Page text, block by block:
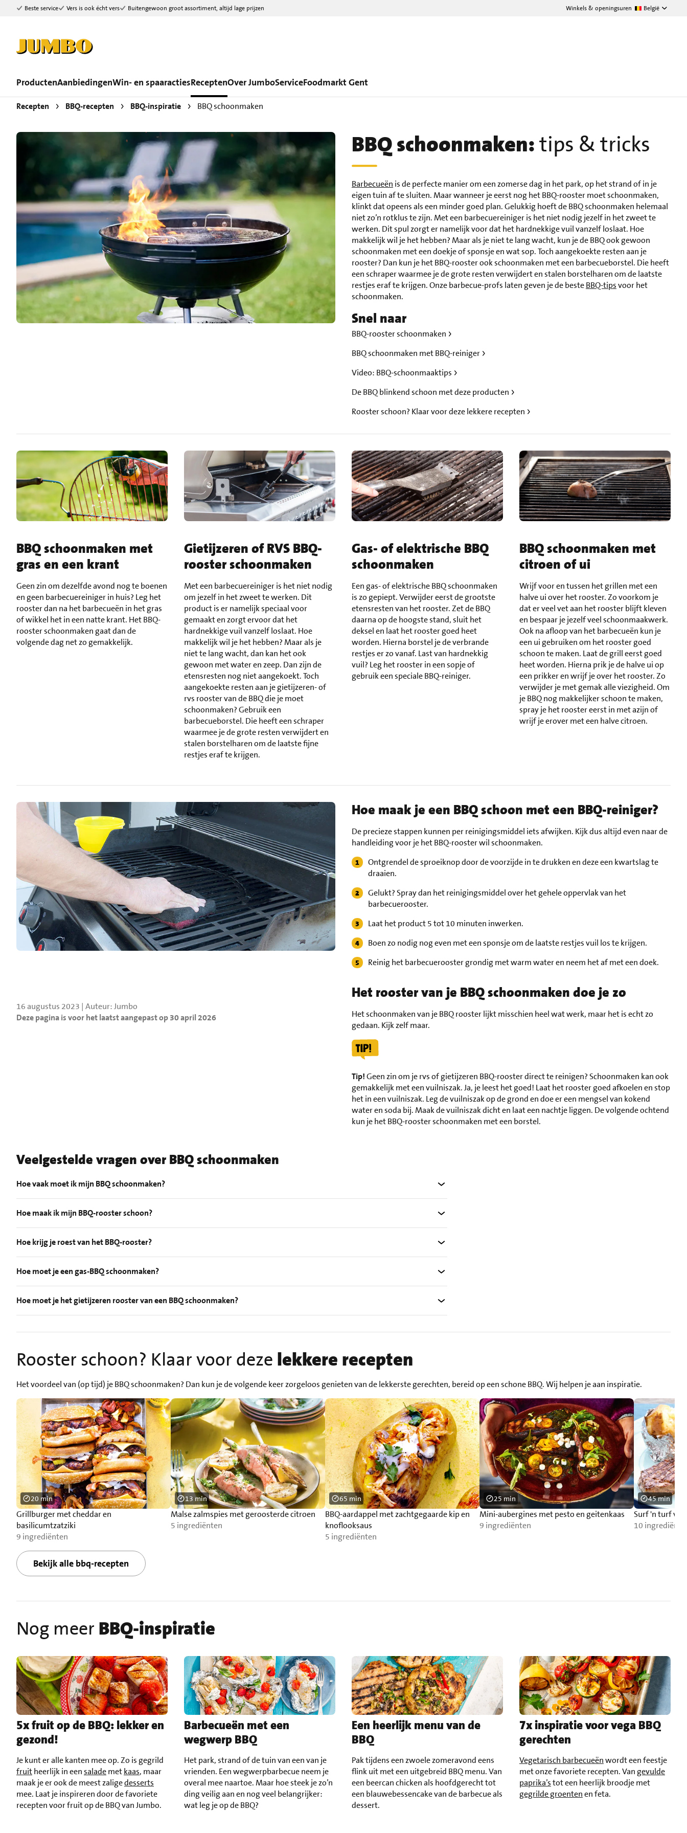
Ga naar zoeken
Ga naar hoofdinhoud
Beste service Vers is ook écht vers Buitengewoon groot assortiment, altijd lage prijzen Winkels & openingsuren België
ProductenAanbiedingenWin- en spaaractiesReceptenOver JumboServiceFoodmarkt Gent
Recepten BBQ-recepten BBQ-inspiratie BBQ schoonmaken
BBQ schoonmaken:tips & tricks
Barbecueën is de perfecte manier om een zomerse dag in het park, op het strand of in je
eigen tuin af te sluiten. Maar wanneer je eerst nog het BBQ-rooster moet schoonmaken,
klinkt dat opeens als een minder goed plan. Gelukkig hoeft de BBQ schoonmaken helemaal
niet zo’n rotklus te zijn. Met een barbecuereiniger is het niet nodig jezelf in het zweet te
werken. Dit spul zorgt er namelijk voor dat het hardnekkige vuil vanzelf loslaat. Hoe
makkelijk wil je het hebben? Maar als je niet te lang wacht, kun je de BBQ ook gewoon
schoonmaken met een doekje of sponsje en wat sop. Toch aangekoekte resten aan je
rooster? Dan kun je het BBQ-rooster ook schoonmaken met een barbecueborstel. Die heeft
een schraper waarmee je de grote resten verwijdert en stalen borstelharen om de laatste
restjes eraf te krijgen. Onze barbecue-profs laten geven je de besteBBQ-tipsvoor het
schoonmaken.
Snel naar
BBQ-rooster schoonmaken
BBQ schoonmaken met BBQ-reiniger
Video: BBQ-schoonmaaktips
De BBQ blinkend schoon met deze producten
Rooster schoon? Klaar voor deze lekkere recepten
BBQ schoonmaken met
gras en een krant
Geen zin om dezelfde avond nog te boenen
en geen barbecuereiniger in huis? Leg het
rooster dan na het barbecueën in het gras
of wikkel het in een natte krant. Het BBQ-
rooster schoonmaken gaat dan de
volgende dag net zo gemakkelijk.
Gietijzeren of RVS BBQ-
rooster schoonmaken
Met een barbecuereiniger is het niet nodig
om jezelf in het zweet te werken. Dit
product is er namelijk speciaal voor
gemaakt en zorgt ervoor dat het
hardnekkige vuil vanzelf loslaat. Hoe
makkelijk wil je het hebben? Maar als je
niet te lang wacht, dan kan het ook
gewoon met water en zeep. Dan zijn de
etensresten nog niet aangekoekt. Toch
aangekoekte resten aan je gietijzeren- of
rvs rooster van de BBQ die je moet
schoonmaken? Gebruik een
barbecueborstel. Die heeft een schraper
waarmee je de grote resten verwijdert en
stalen borstelharen om de laatste fijne
restjes eraf te krijgen.
Gas- of elektrische BBQ
schoonmaken
Een gas- of elektrische BBQ schoonmaken
is zo gepiept. Verwijder eerst de grootste
etensresten van het rooster. Zet de BBQ
daarna op de hoogste stand, sluit het
deksel en laat het rooster goed heet
worden. Hierna borstel je de verbrande
restjes er zo vanaf. Last van hardnekkig
vuil? Leg het rooster in een sopje of
gebruik een speciale BBQ-reiniger.
BBQ schoonmaken met
citroen of ui
Wrijf voor en tussen het grillen met een
halve ui over het rooster. Zo voorkom je
dat er veel vet aan het rooster blijft kleven
en bespaar je jezelf veel schoonmaakwerk.
Ook na afloop van het barbecueën kun je
een ui gebruiken om het rooster goed
schoon te maken. Laat de grill eerst goed
heet worden. Hierna prik je de halve ui op
een prikker en wrijf je over het rooster. Zo
verwijder je met gemak alle viezigheid. Om
je BBQ nog makkelijker schoon te maken,
spray je het rooster eerst in met azijn of
wrijf je erover met een halve citroen.
Hoe maak je een BBQ schoon met een BBQ-reiniger?
De precieze stappen kunnen per reinigingsmiddel iets afwijken. Kijk dus altijd even naar de
handleiding voor je het BBQ-rooster wil schoonmaken.
Ontgrendel de sproeiknop door de voorzijde in te drukken en deze een kwartslag te
draaien.
Gelukt? Spray dan het reinigingsmiddel over het gehele oppervlak van het
barbecuerooster.
Laat het product 5 tot 10 minuten inwerken.
Boen zo nodig nog even met een sponsje om de laatste restjes vuil los te krijgen.
Reinig het barbecuerooster grondig met warm water en neem het af met een doek.
16 augustus 2023 | Auteur: Jumbo
Deze pagina is voor het laatst aangepast op 30 april 2026
Het rooster van je BBQ schoonmaken doe je zo
Het schoonmaken van je BBQ rooster lijkt misschien heel wat werk, maar het is echt zo
gedaan. Kijk zelf maar.
Tip!Geen zin om je rvs of gietijzeren BBQ-rooster direct te reinigen? Schoonmaken kan ook
gemakkelijk met een vuilniszak. Ja, je leest het goed! Laat het rooster goed afkoelen en stop
het in een vuilniszak. Leg de vuilniszak op de grond en doe er een mengsel van kokend
water en soda bij. Maak de vuilniszak dicht en laat een nachtje liggen. De volgende ochtend
kun je het BBQ-rooster schoonmaken met een borstel.
Veelgestelde vragen over BBQ schoonmaken
Hoe vaak moet ik mijn BBQ schoonmaken?
Hoe maak ik mijn BBQ-rooster schoon?
Hoe krijg je roest van het BBQ-rooster?
Hoe moet je een gas-BBQ schoonmaken?
Hoe moet je het gietijzeren rooster van een BBQ schoonmaken?
Rooster schoon? Klaar voor deze lekkere recepten
Het voordeel van (op tijd) je BBQ schoonmaken? Dan kun je de volgende keer zorgeloos genieten van de lekkerste gerechten, bereid op een schone BBQ. Wij helpen je aan inspiratie.
Grillburger met cheddar en
basilicumtzatziki
9 ingrediënten
20 min
Malse zalmspies met geroosterde citroen
5 ingrediënten
13 min
BBQ-aardappel met zachtgegaarde kip en
knoflooksaus
5 ingrediënten
65 min
Mini-aubergines met pesto en geitenkaas
9 ingrediënten
25 min
Surf 'n turf
10
45 min
Bekijk alle bbq-recepten
Nog meer BBQ-inspiratie
5x fruit op de BBQ: lekker en
gezond!
Je kunt er alle kanten mee op. Zo is gegrild
fruitheerlijk in eensalademetkaas, maar
maak je er ook de meest zaligedesserts
mee. Laat je inspireren door de favoriete
recepten voor fruit op de BBQ van Jumbo.
Barbecueën met een
wegwerp BBQ
Het park, strand of de tuin van een van je
vrienden. Een wegwerpbarbecue neem je
overal mee naartoe. Maar hoe steek je zo’n
ding veilig aan en nog veel belangrijker:
wat leg je op de BBQ?
Een heerlijk menu van de
BBQ
Pak tijdens een zwoele zomeravond eens
flink uit met een uitgebreid BBQ menu. Van
een beercan chicken als hoofdgerecht tot
een blauwebessencake van de barbecue als
dessert.
7x inspiratie voor vega BBQ
gerechten
Vegetarisch barbecueënwordt een feestje
met onze favoriete recepten. Van gevulde
paprika’stot een heerlijk broodje met
gegrilde groentenen feta.